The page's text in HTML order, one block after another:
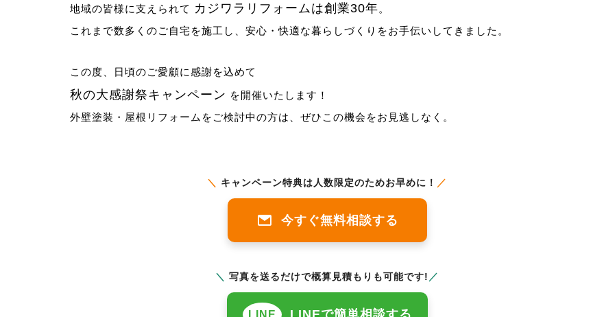
地域の皆様に支えられて カジワラリフォームは創業30年。
これまで数多くのご自宅を施工し、安心・快適な暮らしづくりをお手伝いしてきました。
この度、日頃のご愛顧に感謝を込めて
秋の大感謝祭キャンペーン を開催いたします！
外壁塗装・屋根リフォームをご検討中の方は、ぜひこの機会をお見逃しなく。
＼ キャンペーン特典は人数限定のためお早めに！ ／
今すぐ無料相談する
＼ 写真を送るだけで概算見積もりも可能です! ／
LINE